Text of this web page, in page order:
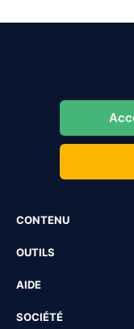
CONTENU
OUTILS
AIDE
SOCIÉTÉ